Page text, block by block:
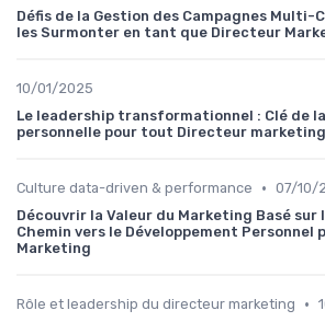
Défis de la Gestion des Campagnes Multi-
les Surmonter en tant que Directeur
10/01/2025
Le leadership transformationnel : Clé de
personnelle pour tout Directeur marketing
Culture data-driven & performance • 07/10/
Découvrir la Valeur du Marketing Basé sur
Chemin vers le Développement Personnel
Marketing
Rôle et leadership du directeur marketing •